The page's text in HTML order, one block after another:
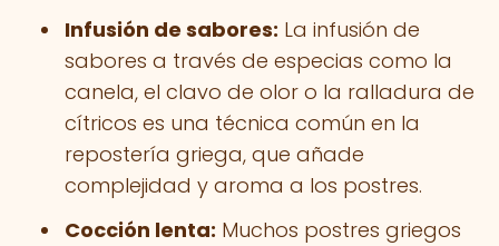
Infusión de sabores: La infusión de
sabores a través de especias como la
canela, el clavo de olor o la ralladura de
cítricos es una técnica común en la
repostería griega, que añade
complejidad y aroma a los postres.
Cocción lenta: Muchos postres griegos